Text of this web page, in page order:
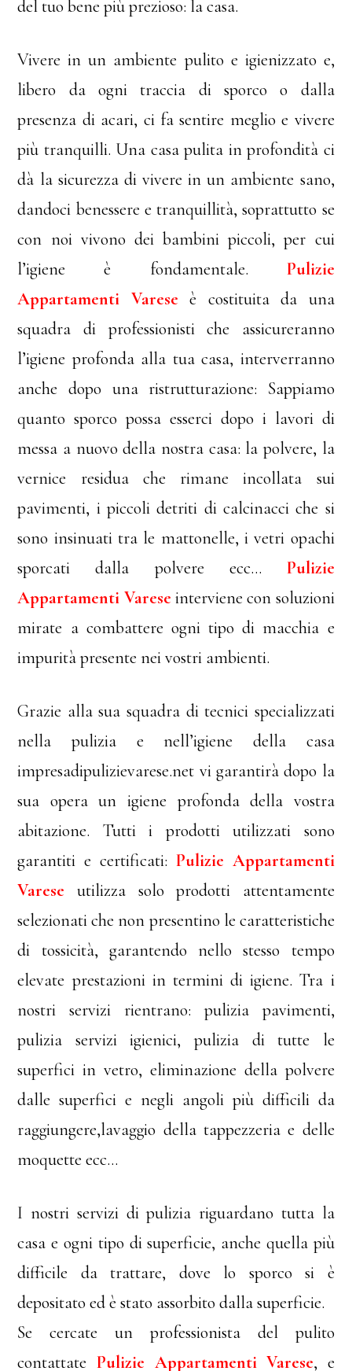
del tuo bene più prezioso: la casa.
Vivere in un ambiente pulito e igienizzato e,
libero da ogni traccia di sporco o dalla
presenza di acari, ci fa sentire meglio e vivere
più tranquilli. Una casa pulita in profondità ci
dà la sicurezza di vivere in un ambiente sano,
dandoci benessere e tranquillità, soprattutto se
con noi vivono dei bambini piccoli, per cui
l’igiene è fondamentale. Pulizie
Appartamenti Varese è costituita da una
squadra di professionisti che assicureranno
l’igiene profonda alla tua casa, interverranno
anche dopo una ristrutturazione: Sappiamo
quanto sporco possa esserci dopo i lavori di
messa a nuovo della nostra casa: la polvere, la
vernice residua che rimane incollata sui
pavimenti, i piccoli detriti di calcinacci che si
sono insinuati tra le mattonelle, i vetri opachi
sporcati dalla polvere ecc… Pulizie
Appartamenti Varese interviene con soluzioni
mirate a combattere ogni tipo di macchia e
impurità presente nei vostri ambienti.
Grazie alla sua squadra di tecnici specializzati
nella pulizia e nell’igiene della casa
impresadipulizievarese.net vi garantirà dopo la
sua opera un igiene profonda della vostra
abitazione. Tutti i prodotti utilizzati sono
garantiti e certificati: Pulizie Appartamenti
Varese utilizza solo prodotti attentamente
selezionati che non presentino le caratteristiche
di tossicità, garantendo nello stesso tempo
elevate prestazioni in termini di igiene. Tra i
nostri servizi rientrano: pulizia pavimenti,
pulizia servizi igienici, pulizia di tutte le
superfici in vetro, eliminazione della polvere
dalle superfici e negli angoli più difficili da
raggiungere,lavaggio della tappezzeria e delle
moquette ecc…
I nostri servizi di pulizia riguardano tutta la
casa e ogni tipo di superficie, anche quella più
difficile da trattare, dove lo sporco si è
depositato ed è stato assorbito dalla superficie.
Se cercate un professionista del pulito
contattate Pulizie Appartamenti Varese, e